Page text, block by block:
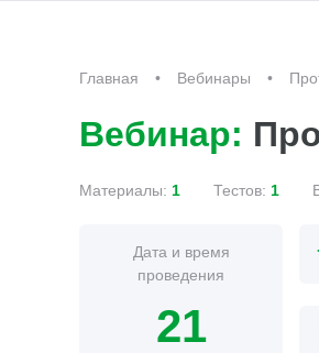
Главная Вебинары
Вебинар:
Материалы: 1 Тестов: 1
Дата и время
проведения
21